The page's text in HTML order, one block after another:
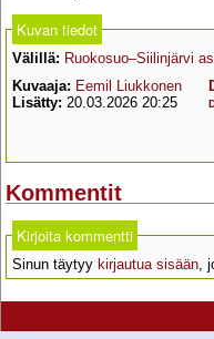
Kuvan tiedot
Välillä: Ruokosuo–Siilinjärvi
Kuvaaja: Eemil Liukkonen
Lisätty: 20.03.2026 20:25
Kommentit
Kirjoita kommentti
Sinun täytyy kirjautua sisään,